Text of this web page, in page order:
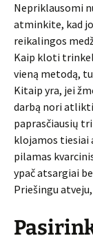
Nepriklausomi
atminkite, kad
reikalingos
Kaip kloti
vieną metodą,
Kitaip yra, jei
darbą nori
paprasčiausių
klojamos tiesiai
pilamas
ypač atsargiai
Priešingu